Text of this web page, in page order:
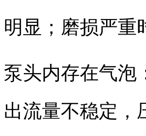
明显；磨损严重
泵头内存在气泡
出流量不稳定，